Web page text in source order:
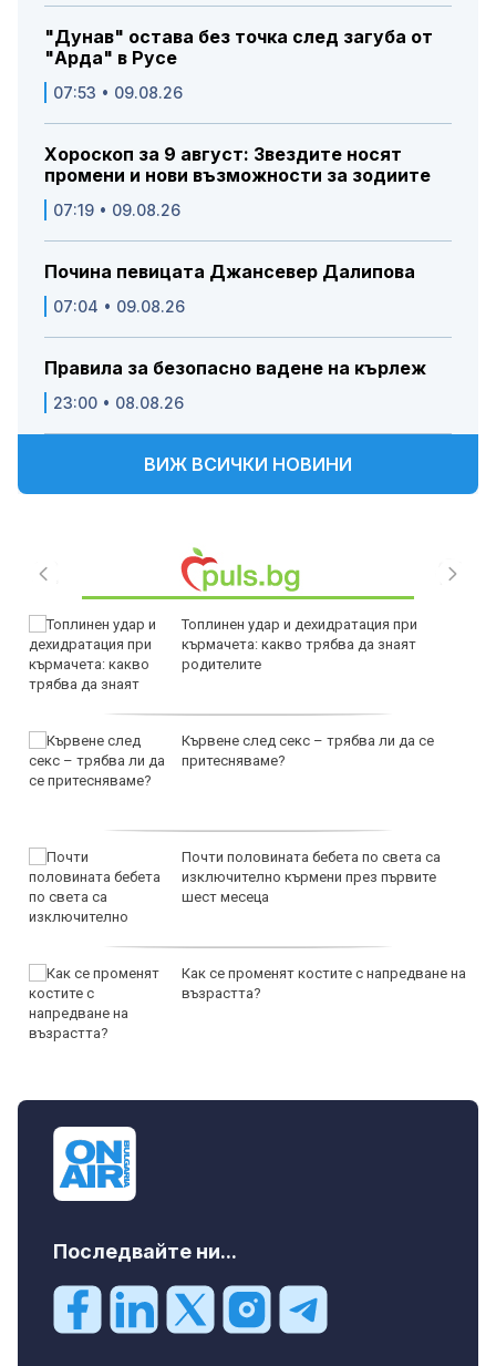
"Дунав" остава без точка след загуба от
"Арда" в Русе
07:53 • 09.08.26
Хороскоп за 9 август: Звездите носят
промени и нови възможности за зодиите
07:19 • 09.08.26
Почина певицата Джансевер Далипова
07:04 • 09.08.26
Правила за безопасно вадене на кърлеж
23:00 • 08.08.26
ВИЖ ВСИЧКИ НОВИНИ
Топлинен удар и дехидратация при
кърмачета: какво трябва да знаят
родителите
Кървене след секс – трябва ли да се
притесняваме?
Почти половината бебета по света са
изключително кърмени през първите
шест месеца
Как се променят костите с напредване на
възрастта?
Последвайте ни...